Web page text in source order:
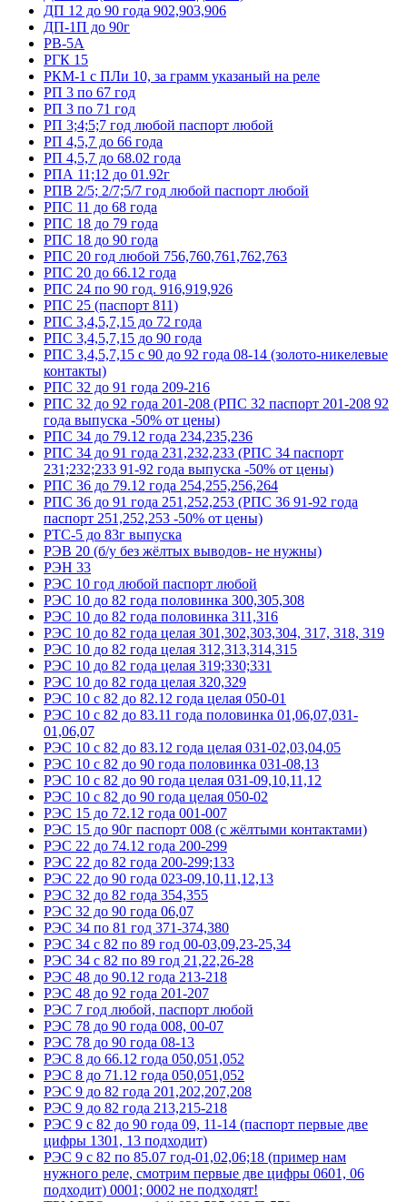
ДП 12 до 90 года 902,903,906
ДП-1П до 90г
РВ-5А
РГК 15
РКМ-1 с ПЛи 10, за грамм указаный на реле
РП 3 по 67 год
РП 3 по 71 год
РП 3;4;5;7 год любой паспорт любой
РП 4,5,7 до 66 года
РП 4,5,7 до 68.02 года
РПА 11;12 до 01.92г
РПВ 2/5; 2/7;5/7 год любой паспорт любой
РПС 11 до 68 года
РПС 18 до 79 года
РПС 18 до 90 года
РПС 20 год любой 756,760,761,762,763
РПС 20 до 66.12 года
РПС 24 по 90 год. 916,919,926
РПС 25 (паспорт 811)
РПС 3,4,5,7,15 до 72 года
РПС 3,4,5,7,15 до 90 года
РПС 3,4,5,7,15 с 90 до 92 года 08-14 (золото-никелевые
контакты)
РПС 32 до 91 года 209-216
РПС 32 до 92 года 201-208 (РПС 32 паспорт 201-208 92
года выпуска -50% от цены)
РПС 34 до 79.12 года 234,235,236
РПС 34 до 91 года 231,232,233 (РПС 34 паспорт
231;232;233 91-92 года выпуска -50% от цены)
РПС 36 до 79.12 года 254,255,256,264
РПС 36 до 91 года 251,252,253 (РПС 36 91-92 года
паспорт 251,252,253 -50% от цены)
РТС-5 до 83г выпуска
РЭВ 20 (б/у без жёлтых выводов- не нужны)
РЭН 33
РЭС 10 год любой паспорт любой
РЭС 10 до 82 года половинка 300,305,308
РЭС 10 до 82 года половинка 311,316
РЭС 10 до 82 года целая 301,302,303,304, 317, 318, 319
РЭС 10 до 82 года целая 312,313,314,315
РЭС 10 до 82 года целая 319;330;331
РЭС 10 до 82 года целая 320,329
РЭС 10 с 82 до 82.12 года целая 050-01
РЭС 10 с 82 до 83.11 года половинка 01,06,07,031-
01,06,07
РЭС 10 с 82 до 83.12 года целая 031-02,03,04,05
РЭС 10 с 82 до 90 года половинка 031-08,13
РЭС 10 с 82 до 90 года целая 031-09,10,11,12
РЭС 10 с 82 до 90 года целая 050-02
РЭС 15 до 72.12 года 001-007
РЭС 15 до 90г паспорт 008 (с жёлтыми контактами)
РЭС 22 до 74.12 года 200-299
РЭС 22 до 82 года 200-299;133
РЭС 22 до 90 года 023-09,10,11,12,13
РЭС 32 до 82 года 354,355
РЭС 32 до 90 года 06,07
РЭС 34 по 81 год 371-374,380
РЭС 34 с 82 по 89 год 00-03,09,23-25,34
РЭС 34 с 82 по 89 год 21,22,26-28
РЭС 48 до 90.12 года 213-218
РЭС 48 до 92 года 201-207
РЭС 7 год любой, паспорт любой
РЭС 78 до 90 года 008, 00-07
РЭС 78 до 90 года 08-13
РЭС 8 до 66.12 года 050,051,052
РЭС 8 до 71.12 года 050,051,052
РЭС 9 до 82 года 201,202,207,208
РЭС 9 до 82 года 213,215-218
РЭС 9 с 82 до 90 года 09, 11-14 (паспорт первые две
цифры 1301, 13 подходит)
РЭС 9 с 82 по 85.07 год-01,02,06;18 (пример нам
нужного реле, смотрим первые две цифры 0601, 06
подходит) 0001; 0002 не подходят!